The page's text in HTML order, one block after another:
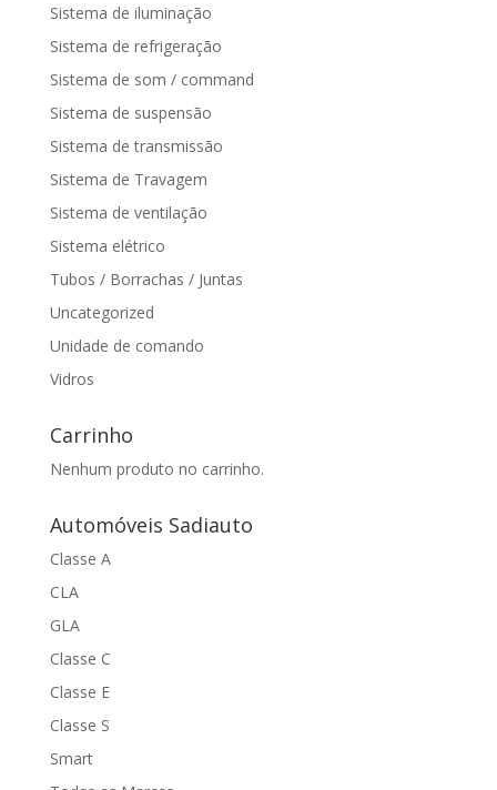
Sistema de iluminação
Sistema de refrigeração
Sistema de som / command
Sistema de suspensão
Sistema de transmissão
Sistema de Travagem
Sistema de ventilação
Sistema elétrico
Tubos / Borrachas / Juntas
Uncategorized
Unidade de comando
Vidros
Carrinho
Nenhum produto no carrinho.
Automóveis Sadiauto
Classe A
CLA
GLA
Classe C
Classe E
Classe S
Smart